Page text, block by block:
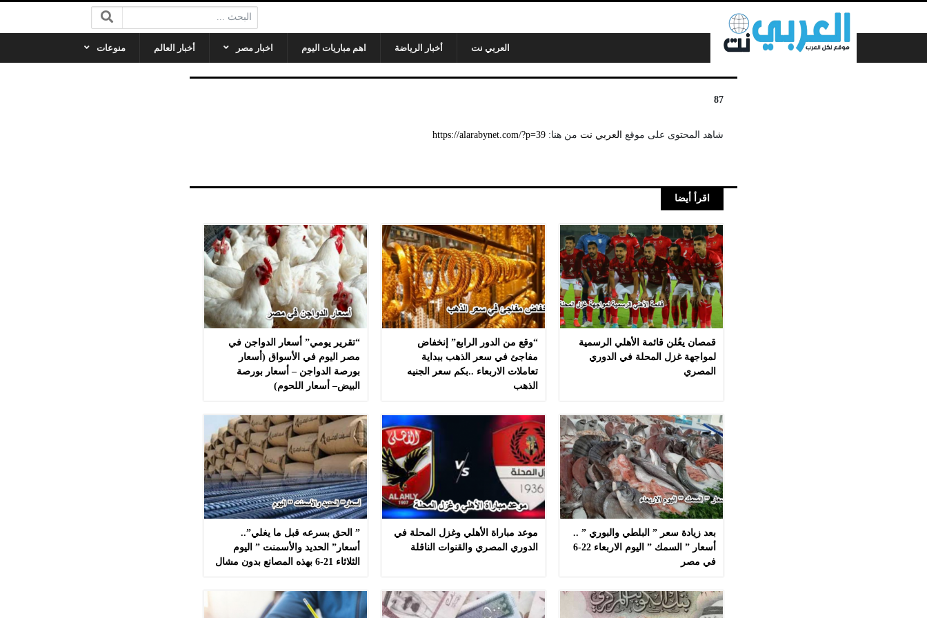
البحث:
العربي نت أخبار الرياضة اهم مباريات اليوم اخبار مصر أخبار العالم منوعات
87
شاهد المحتوى على موقع العربي نت من هنا: https://alarabynet.com/?p=39
اقرأ أيضا
قمصان يعُلن قائمة الأهلي الرسمية
لمواجهة غزل المحلة في الدوري
المصري
“وقع من الدور الرابع” إنخفاض
مفاجئ في سعر الذهب ببداية
تعاملات الاربعاء ..بكم سعر الجنيه
الذهب
“تقرير يومي” أسعار الدواجن في
مصر اليوم في الأسواق (أسعار
بورصة الدواجن – أسعار بورصة
البيض– أسعار اللحوم)
بعد زيادة سعر ” البلطي والبوري ” ..
أسعار ” السمك ” اليوم الاربعاء 22-6
في مصر
موعد مباراة الأهلي وغزل المحلة في
الدوري المصري والقنوات الناقلة
” الحق بسرعه قبل ما يغلي”..
أسعار” الحديد والأسمنت ” اليوم
الثلاثاء 21-6 بهذه المصانع بدون مشال